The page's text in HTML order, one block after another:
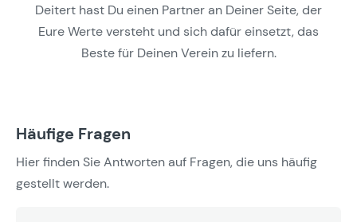
Deitert hast Du einen Partner an Deiner Seite, der
Eure Werte versteht und sich dafür einsetzt, das
Beste für Deinen Verein zu liefern.
Häufige Fragen
Hier finden Sie Antworten auf Fragen, die uns häufig
gestellt werden.